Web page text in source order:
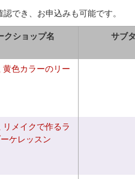
でき、お申込みも可能です。
クショップ名 サブ
黄色カラーのリー
リメイクで作るラ
ケレッスン